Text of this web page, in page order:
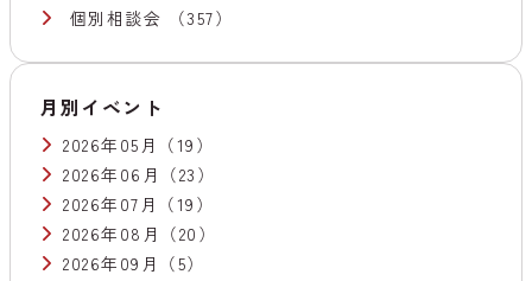
個別相談会
（357）
月別イベント
2026年05月
（19）
2026年06月
（23）
2026年07月
（19）
2026年08月
（20）
2026年09月
（5）